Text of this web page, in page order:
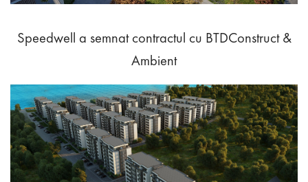
Speedwell a semnat contractul cu BTDConstruct &
Ambient